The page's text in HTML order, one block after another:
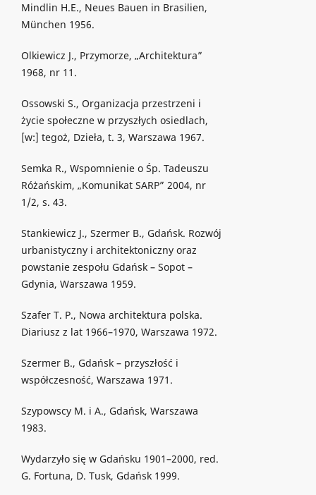
Mindlin H.E., Neues Bauen in Brasilien,
München 1956.
Olkiewicz J., Przymorze, „Architektura”
1968, nr 11.
Ossowski S., Organizacja przestrzeni i
życie społeczne w przyszłych osiedlach,
[w:] tegoż, Dzieła, t. 3, Warszawa 1967.
Semka R., Wspomnienie o Śp. Tadeuszu
Różańskim, „Komunikat SARP” 2004, nr
1/2, s. 43.
Stankiewicz J., Szermer B., Gdańsk. Rozwój
urbanistyczny i architektoniczny oraz
powstanie zespołu Gdańsk – Sopot –
Gdynia, Warszawa 1959.
Szafer T. P., Nowa architektura polska.
Diariusz z lat 1966–1970, Warszawa 1972.
Szermer B., Gdańsk – przyszłość i
współczesność, Warszawa 1971.
Szypowscy M. i A., Gdańsk, Warszawa
1983.
Wydarzyło się w Gdańsku 1901–2000, red.
G. Fortuna, D. Tusk, Gdańsk 1999.